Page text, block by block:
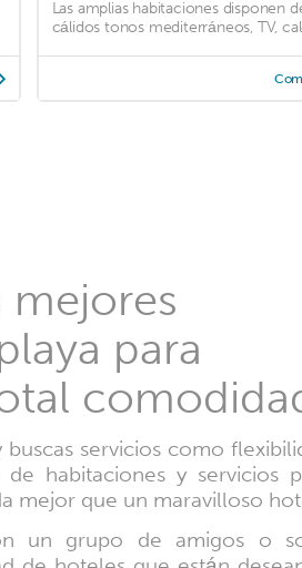
Las amplias habitaciones disponen
cálidos tonos mediterráneos, TV,
mejores
para
servicios como
habitaciones y servicios
mejor que un maravilloso
un grupo de amigos o